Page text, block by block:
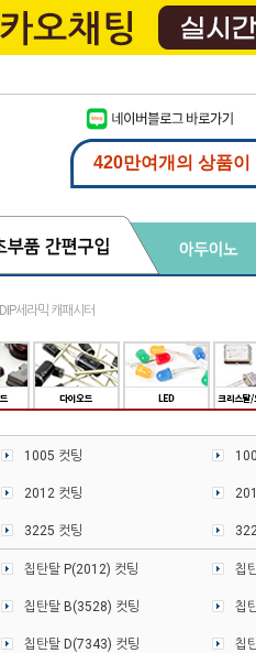
DIP세라믹 캐패시터
1005 컷팅
2012 컷팅
3225 컷팅
칩탄탈 P(2012) 컷팅 칩
칩탄탈 B(3528) 컷팅 칩
칩탄탈 D(7343) 컷팅 칩